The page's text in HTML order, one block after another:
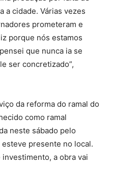
a cidade. Várias vezes
prometeram e
porque nós estamos
que nunca ia se
ser concretizado”,
da reforma do ramal do
como ramal
neste sábado pelo
presente no local.
a obra vai